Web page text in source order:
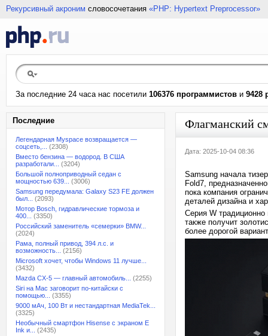
Рекурсивный акроним словосочетания «PHP: Hypertext Preprocessor»
За последние 24 часа нас посетили 106376 программистов и 9428
Последние
Легендарная Myspace возвращается —
соцсеть,...
(2308)
Вместо бензина — водород. В США
разработали...
(3204)
Большой полноприводный седан с
мощностью 639...
(3006)
Samsung передумала: Galaxy S23 FE должен
был...
(2093)
Мотор Bosch, гидравлические тормоза и
400...
(3350)
Российский заменитель «семерки» BMW...
(2024)
Рама, полный привод, 394 л.с. и
возможность...
(2156)
Microsoft хочет, чтобы Windows 11 лучше...
(3432)
Mazda CX-5 — главный автомобиль...
(2255)
Siri на Mac заговорит по-китайски с
помощью...
(3355)
9000 мАч, 100 Вт и нестандартная MediaTek...
(3325)
Необычный смартфон Hisense с экраном E
Ink и...
(2435)
Флагманский
Дата: 2025-10-04 08:36
Samsung начала
Fold7,
пока компания
деталей дизайна и
Серия W
также получит
более дорогой